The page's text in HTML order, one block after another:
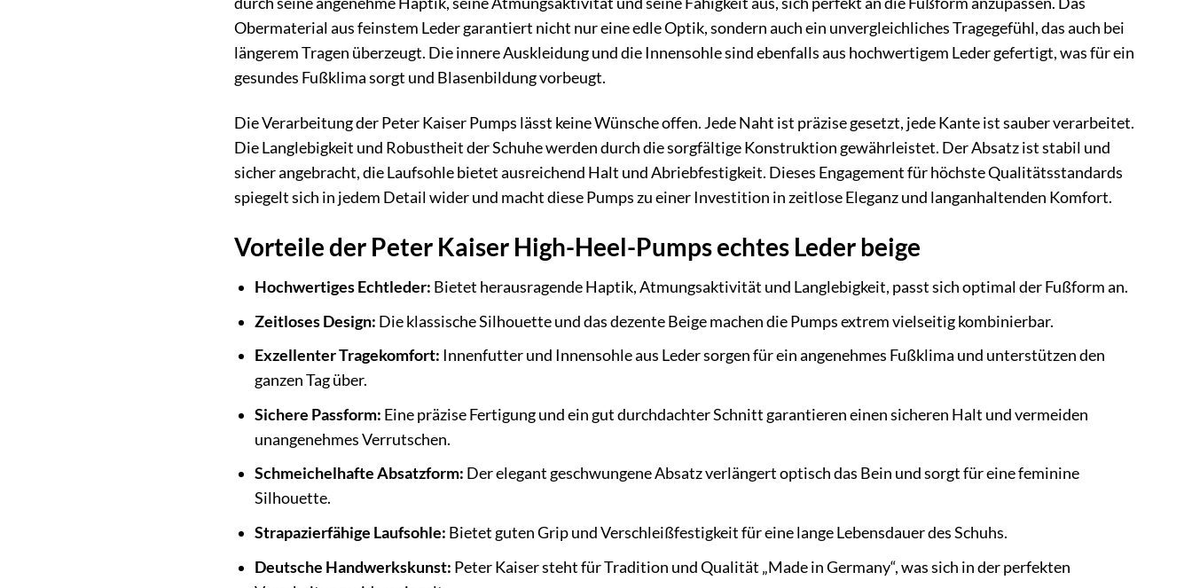
Obermaterial aus feinstem Leder garantiert nicht nur eine edle Optik, sondern auch ein unvergleichliches Tragegefühl, das auch bei
längerem Tragen überzeugt. Die innere Auskleidung und die Innensohle sind ebenfalls aus hochwertigem Leder gefertigt, was für ein
gesundes Fußklima sorgt und Blasenbildung vorbeugt.
Die Verarbeitung der Peter Kaiser Pumps lässt keine Wünsche offen. Jede Naht ist präzise gesetzt, jede Kante ist sauber verarbeitet.
Die Langlebigkeit und Robustheit der Schuhe werden durch die sorgfältige Konstruktion gewährleistet. Der Absatz ist stabil und
sicher angebracht, die Laufsohle bietet ausreichend Halt und Abriebfestigkeit. Dieses Engagement für höchste Qualitätsstandards
spiegelt sich in jedem Detail wider und macht diese Pumps zu einer Investition in zeitlose Eleganz und langanhaltenden Komfort.
Vorteile der Peter Kaiser High-Heel-Pumps echtes Leder beige
Hochwertiges Echtleder: Bietet herausragende Haptik, Atmungsaktivität und Langlebigkeit, passt sich optimal der Fußform an.
Zeitloses Design: Die klassische Silhouette und das dezente Beige machen die Pumps extrem vielseitig kombinierbar.
Exzellenter Tragekomfort: Innenfutter und Innensohle aus Leder sorgen für ein angenehmes Fußklima und unterstützen den
ganzen Tag über.
Sichere Passform: Eine präzise Fertigung und ein gut durchdachter Schnitt garantieren einen sicheren Halt und vermeiden
unangenehmes Verrutschen.
Schmeichelhafte Absatzform: Der elegant geschwungene Absatz verlängert optisch das Bein und sorgt für eine feminine
Silhouette.
Strapazierfähige Laufsohle: Bietet guten Grip und Verschleißfestigkeit für eine lange Lebensdauer des Schuhs.
Deutsche Handwerkskunst: Peter Kaiser steht für Tradition und Qualität „Made in Germany“, was sich in der perfekten